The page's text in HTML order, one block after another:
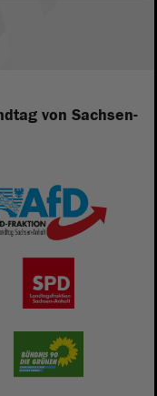
von Sachsen-